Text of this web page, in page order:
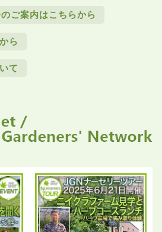
ご案内はこちらから
ら
て